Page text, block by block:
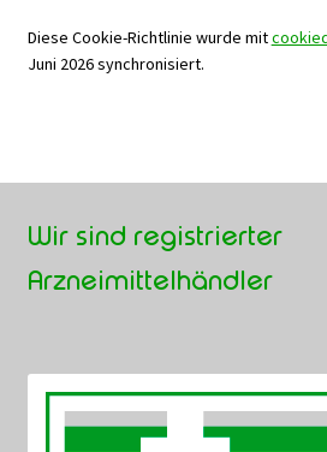
Diese Cookie-Richtlinie wurde mit
Juni 2026 synchronisiert.
Wir sind registrierter
Arzneimittelhändler